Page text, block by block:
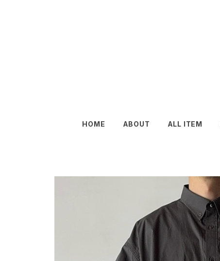
HOME ABOUT ALL ITEM